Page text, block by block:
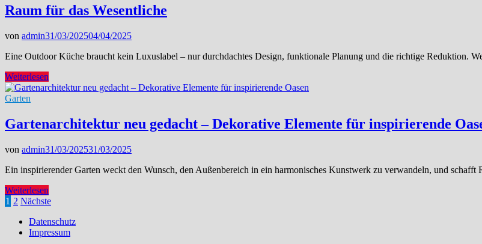
der
BEM-
auch
Garten
hilft
Raum für das Wesentliche
von admin31/03/202504/04/2025
Eine Outdoor Küche braucht kein Luxuslabel – nur durchdachtes Design, funktionale Planung und die richtige Reduktion.
Raum
für
das
Weiterlesen
Garten
Gartenarchitektur neu gedacht – Dekorative Elemente für inspirierende
von admin31/03/202531/03/2025
Ein inspirierender Garten weckt den Wunsch, den Außenbereich in ein harmonisches Kunstwerk zu verwandeln, und
Gartenarchitektur
neu
Dekorative
Weiterlesen
Seitennummerierung
der
Beiträge
1 2 Nächste
Datenschutz
Impressum